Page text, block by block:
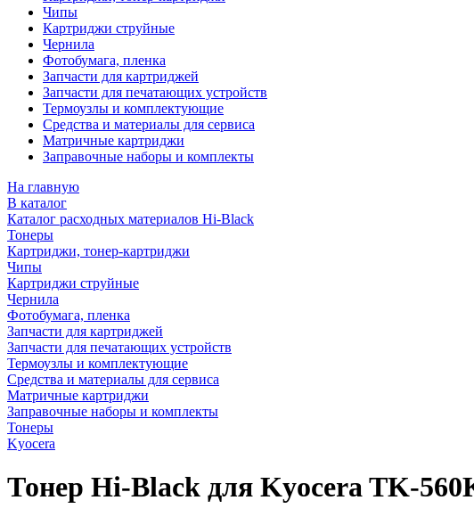
Чипы
Картриджи струйные
Чернила
Фотобумага, пленка
Запчасти для картриджей
Запчасти для печатающих устройств
Термоузлы и комплектующие
Средства и материалы для сервиса
Матричные картриджи
Заправочные наборы и комплекты
На главную
В каталог
Каталог расходных материалов Hi-Black
Тонеры
Картриджи, тонер-картриджи
Чипы
Картриджи струйные
Чернила
Фотобумага, пленка
Запчасти для картриджей
Запчасти для печатающих устройств
Термоузлы и комплектующие
Средства и материалы для сервиса
Матричные картриджи
Заправочные наборы и комплекты
Тонеры
Kyocera
Тонер Hi-Black для Kyocera TK-